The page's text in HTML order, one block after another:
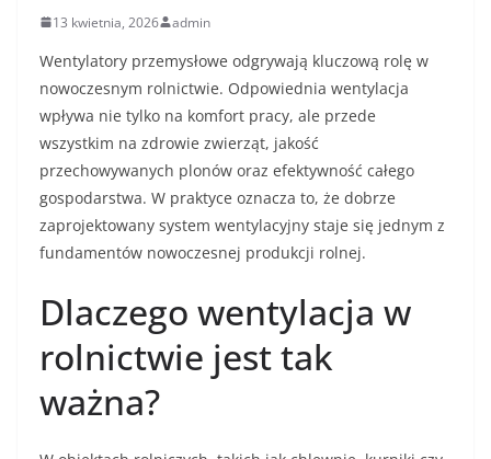
13 kwietnia, 2026 admin
Wentylatory przemysłowe odgrywają kluczową rolę w
nowoczesnym rolnictwie. Odpowiednia wentylacja
wpływa nie tylko na komfort pracy, ale przede
wszystkim na zdrowie zwierząt, jakość
przechowywanych plonów oraz efektywność całego
gospodarstwa. W praktyce oznacza to, że dobrze
zaprojektowany system wentylacyjny staje się jednym z
fundamentów nowoczesnej produkcji rolnej.
Dlaczego wentylacja w
rolnictwie jest tak
ważna?